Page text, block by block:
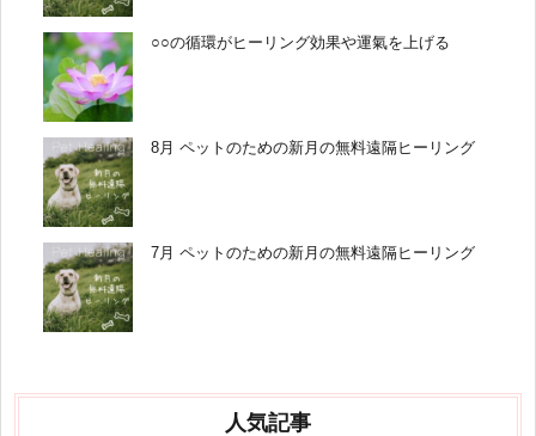
○○の循環がヒーリング効果や運氣を上げる
8月 ペットのための新月の無料遠隔ヒーリング
7月 ペットのための新月の無料遠隔ヒーリング
人気記事